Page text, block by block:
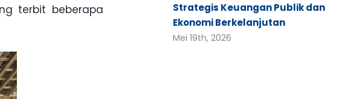
terbit beberapa
Strategis Keuangan Publik dan
Ekonomi Berkelanjutan
Mei 19th, 2026